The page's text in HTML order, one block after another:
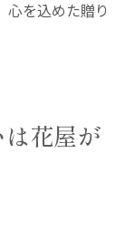
を込めた贈り
花屋が